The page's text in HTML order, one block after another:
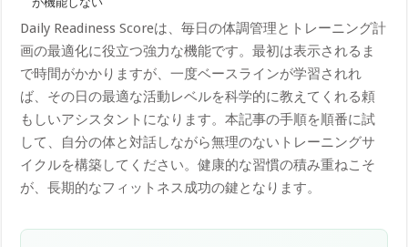
Daily Readiness Scoreは、毎日の体調管理とトレーニング計
画の最適化に役立つ強力な機能です。最初は表示されるま
で時間がかかりますが、一度ベースラインが学習されれ
ば、その日の最適な活動レベルを科学的に教えてくれる頼
もしいアシスタントになります。本記事の手順を順番に試
して、自分の体と対話しながら無理のないトレーニングサ
イクルを構築してください。健康的な習慣の積み重ねこそ
が、長期的なフィットネス成功の鍵となります。